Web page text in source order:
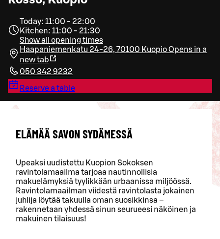
Today: 11:00 - 22:00
Kitchen: 11:00 - 21:30
Show all opening times
Haapaniemenkatu 24-26, 70100 KuopioOpens in a
new tab
050 342 9232
Reserve a table
ELÄMÄÄ SAVON SYDÄMESSÄ
Upeaksi uudistettu Kuopion Sokoksen
ravintolamaailma tarjoaa nautinnollisia
makuelämyksiä tyylikkään urbaanissa miljöössä.
Ravintolamaailman viidestä ravintolasta jokainen
juhlija löytää takuulla oman suosikkinsa –
rakennetaan yhdessä sinun seurueesi näköinen ja
makuinen tilaisuus!